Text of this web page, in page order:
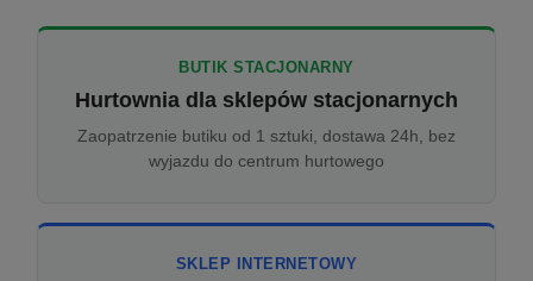
BUTIK STACJONARNY
Hurtownia dla sklepów stacjonarnych
Zaopatrzenie butiku od 1 sztuki, dostawa 24h, bez
wyjazdu do centrum hurtowego
SKLEP INTERNETOWY